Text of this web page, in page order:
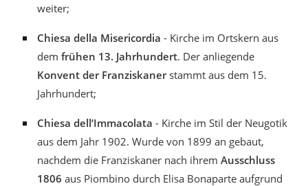
weiter;
Chiesa della Misericordia - Kirche im Ortskern aus
dem frühen 13. Jahrhundert. Der anliegende
Konvent der Franziskanerstammt aus dem 15.
Jahrhundert;
Chiesa dell’Immacolata - Kirche im Stil der Neugotik
aus dem Jahr 1902. Wurde von 1899 an gebaut,
nachdem die Franziskaner nach ihrem Ausschluss
1806 aus Piombino durch Elisa Bonaparte aufgrund